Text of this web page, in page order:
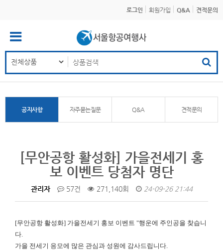
로그인 회원가입 Q&A 견적문의
공지사항 자주묻는질문 Q&A 견적문의
[무안공항 활성화] 가을전세기 홍
보 이벤트 당첨자 명단
관리자 57건 271,140회 24-09-26 21:44
[무안공항 활성화] 가을전세기 홍보 이벤트 "행운에 주인공을 찾습니
다.
가을 전세기 응모에 많은 관심과 성원에 감사드립니다.